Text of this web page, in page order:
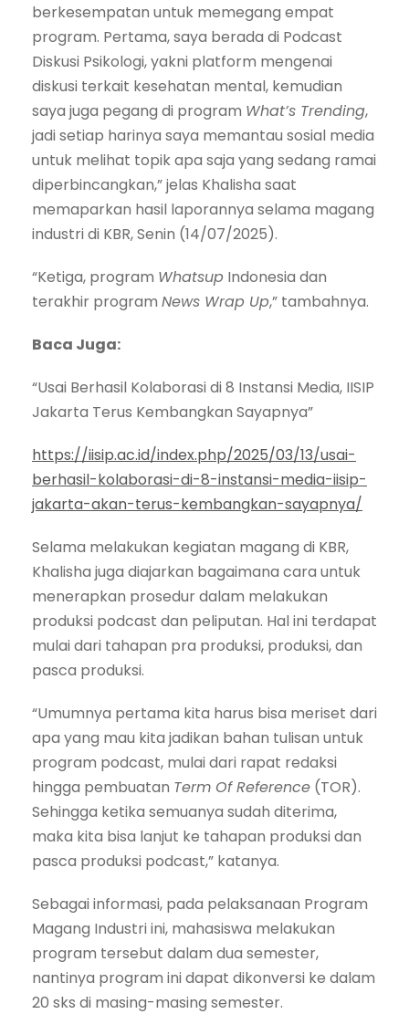
berkesempatan untuk memegang empat
program. Pertama, saya berada di Podcast
Diskusi Psikologi, yakni platform mengenai
diskusi terkait kesehatan mental, kemudian
saya juga pegang di program What’s Trending,
jadi setiap harinya saya memantau sosial media
untuk melihat topik apa saja yang sedang ramai
diperbincangkan,” jelas Khalisha saat
memaparkan hasil laporannya selama magang
industri di KBR, Senin (14/07/2025).
“Ketiga, program Whatsup Indonesia dan
terakhir program News Wrap Up,” tambahnya.
Baca Juga:
“Usai Berhasil Kolaborasi di 8 Instansi Media, IISIP
Jakarta Terus Kembangkan Sayapnya”
https://iisip.ac.id/index.php/2025/03/13/usai-
berhasil-kolaborasi-di-8-instansi-media-iisip-
jakarta-akan-terus-kembangkan-sayapnya/
Selama melakukan kegiatan magang di KBR,
Khalisha juga diajarkan bagaimana cara untuk
menerapkan prosedur dalam melakukan
produksi podcast dan peliputan. Hal ini terdapat
mulai dari tahapan pra produksi, produksi, dan
pasca produksi.
“Umumnya pertama kita harus bisa meriset dari
apa yang mau kita jadikan bahan tulisan untuk
program podcast, mulai dari rapat redaksi
hingga pembuatan Term Of Reference (TOR).
Sehingga ketika semuanya sudah diterima,
maka kita bisa lanjut ke tahapan produksi dan
pasca produksi podcast,” katanya.
Sebagai informasi, pada pelaksanaan Program
Magang Industri ini, mahasiswa melakukan
program tersebut dalam dua semester,
nantinya program ini dapat dikonversi ke dalam
20 sks di masing-masing semester.